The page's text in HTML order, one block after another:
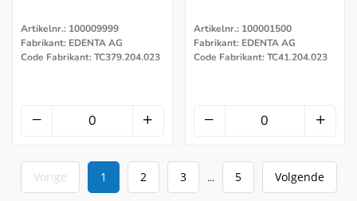
Artikelnr.: 100009999
Fabrikant: EDENTA AG
Code Fabrikant: TC379.204.023
Artikelnr.: 100001500
Fabrikant: EDENTA AG
Code Fabrikant: TC41.204.023
Vorige 1 2 3 ... 5 Volgende